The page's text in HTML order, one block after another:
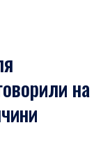
на